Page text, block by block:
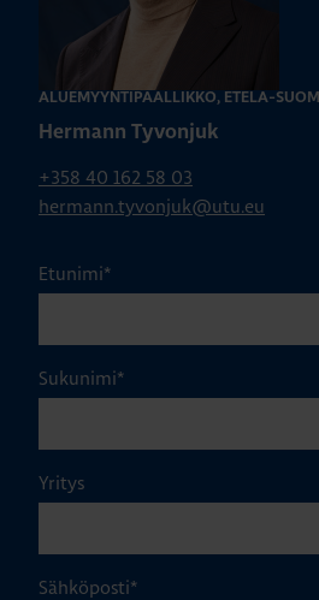
ALUEMYYNTIPÄÄLLIKKÖ, ETELÄ-SUOMI
Hermann Tyvonjuk
+358 40 162 58 03
hermann.tyvonjuk@utu.eu
Etunimi*
Sukunimi*
Yritys
Sähköposti*